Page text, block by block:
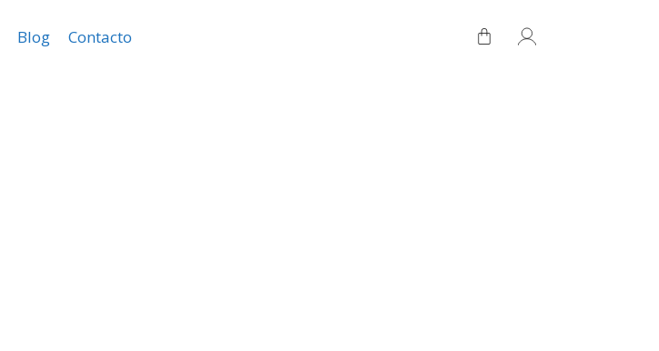
Blog Contacto